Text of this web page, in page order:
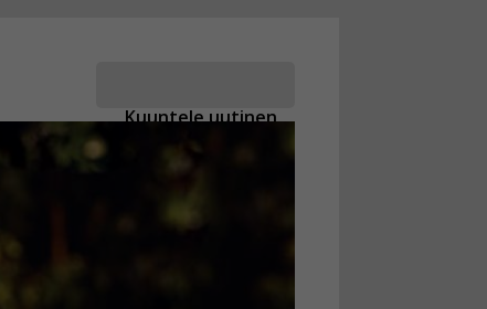
Kuuntele uutinen